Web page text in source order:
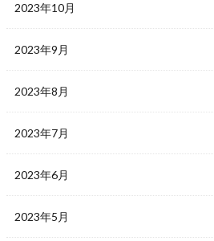
2023年10月
2023年9月
2023年8月
2023年7月
2023年6月
2023年5月